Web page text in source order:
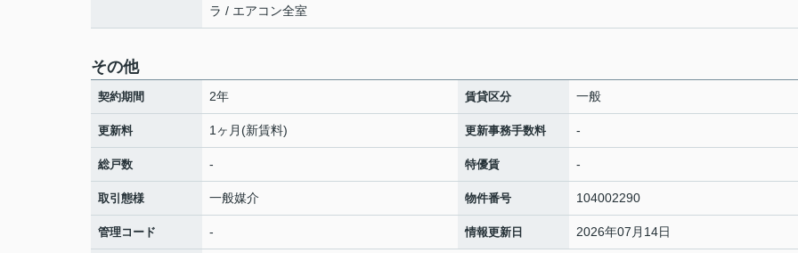
ラ / エアコン全室
その他
契約期間 2年 賃貸区分 一般
更新料 1ヶ月(新賃料) 更新事務手数料 -
総戸数 - 特優賃 -
取引態様 一般媒介 物件番号 104002290
管理コード - 情報更新日 2026年07月14日